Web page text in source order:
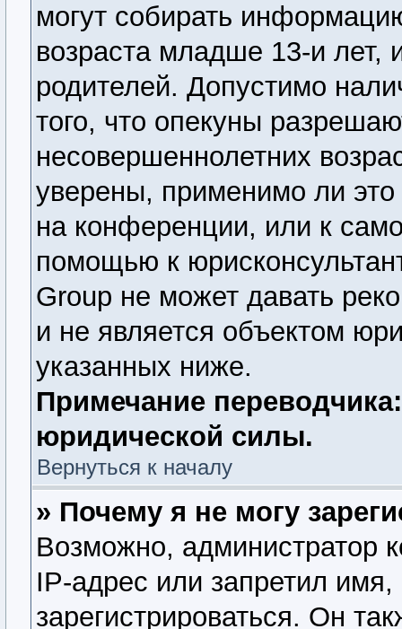
могут собирать
возраста младше 13-и лет,
родителей. Допустимо
того, что опекуны
несовершеннолетних
уверены, применимо ли
на конференции, или к
помощью к
Group не может давать
и не является объектом
указанных ниже.
Примечание
юридической силы.
Вернуться к началу
» Почему я не могу
Возможно, администратор
IP-адрес или запретил
зарегистрироваться. Он